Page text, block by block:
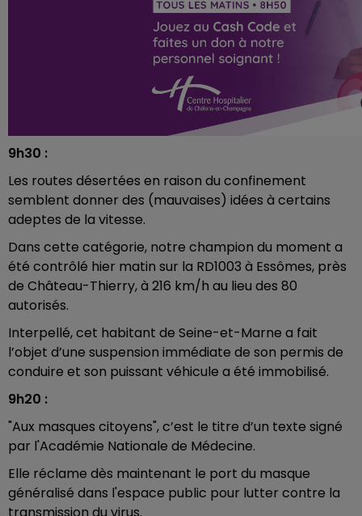
9h30 :
Les routes désertées en raison du confinement
semblent donner des (mauvaises) idées à certains
adeptes de la vitesse.
Dans cette catégorie, notre champion du moment a
été contrôlé hier matin sur la RD1003 à Essômes, près
de Château-Thierry, à 216 km/h au lieu des 80
autorisés.
Interpellé, cet habitant de Seine-et-Marne a fait
l’objet d’une suspension immédiate de son permis de
conduire et son puissant véhicule a été immobilisé.
9h20 :
"Aux masques citoyens", c’est le titre d’un texte signé
par l'Académie Nationale de Médecine.
Elle réclame dès maintenant le port du masque
généralisé dans l'espace public pour lutter contre la